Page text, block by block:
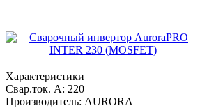
Характеристики
Свар.ток. А: 220
Производитель: AURORA